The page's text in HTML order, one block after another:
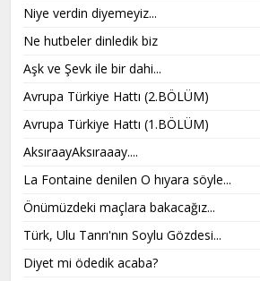
Niye verdin diyemeyiz...
Ne hutbeler dinledik biz
Aşk ve Şevk ile bir dahi...
Avrupa Türkiye Hattı (2.BÖLÜM)
Avrupa Türkiye Hattı (1.BÖLÜM)
AksıraayAksıraaay....
La Fontaine denilen O hıyara söyle...
Önümüzdeki maçlara bakacağız...
Türk, Ulu Tanrı'nın Soylu Gözdesi...
Diyet mi ödedik acaba?